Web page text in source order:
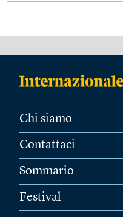
Chi siamo
Contattaci
Sommario
Festival